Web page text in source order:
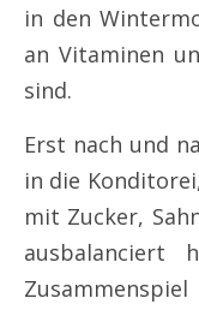
in den
an Vitaminen
sind.
Erst nach und
in die
mit Zucker,
ausbalanciert